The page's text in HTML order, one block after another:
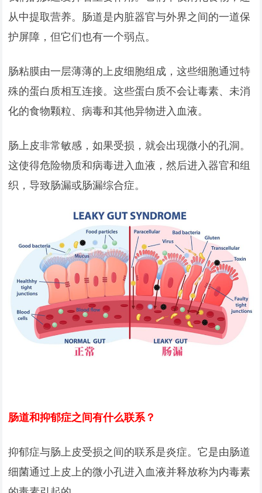
从中提取营养。肠道是内脏器官与外界之间的一道保
护屏障，但它们也有一个弱点。
肠粘膜由一层薄薄的上皮细胞组成，这些细胞通过特
殊的蛋白质相互连接。这些蛋白质不会让毒素、未消
化的食物颗粒、病毒和其他异物进入血液。
肠上皮非常敏感，如果受损，就会出现微小的孔洞。
这使得危险物质和病毒进入血液，然后进入器官和组
织，导致肠漏或肠漏综合症。
肠道和抑郁症之间有什么联系？
抑郁症与肠上皮受损之间的联系是炎症。它是由肠道
细菌通过上皮上的微小孔进入血液并释放称为内毒素